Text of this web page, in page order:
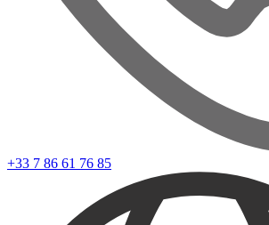
+33 7 86 61 76 85